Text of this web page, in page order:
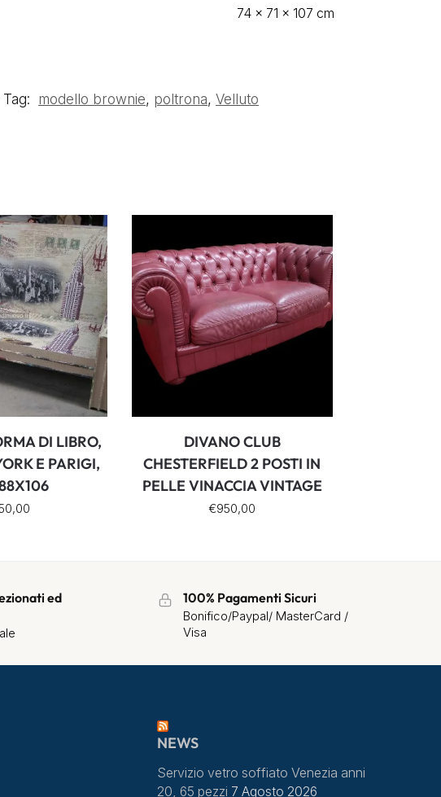
74 × 71 × 107 cm
Tag: modello brownie, poltrona, Velluto
DI LIBRO,
E PARIGI,
DIVANO CLUB
CHESTERFIELD 2 POSTI IN
PELLE VINACCIA VINTAGE
€950,00
ed
100% Pagamenti Sicuri
Bonifico/Paypal/ MasterCard /
Visa
NEWS
Servizio vetro soffiato Venezia anni
20, 65 pezzi 7 Agosto 2026